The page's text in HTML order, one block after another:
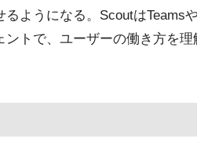
ようになる。ScoutはTeams
トで、ユーザーの働き方を